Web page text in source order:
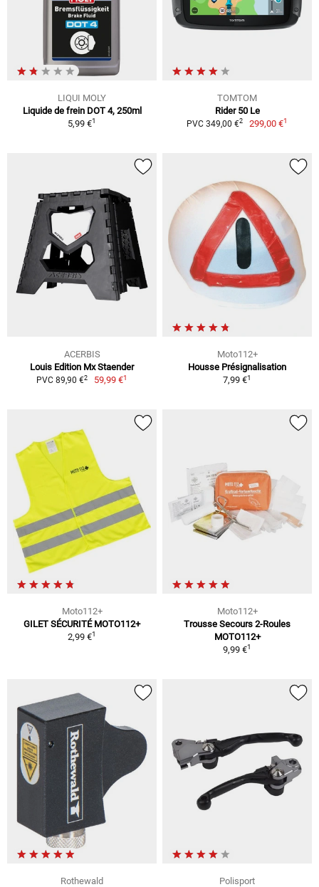
LIQUI MOLY
Liquide de frein DOT 4, 250ml
5,99 €1
TOMTOM
Rider 50 Le
PVC 349,00 €2 299,00 €1
ACERBIS
Louis Edition Mx Staender
PVC 89,90 €2 59,99 €1
Moto112+
Housse Présignalisation
7,99 €1
Moto112+
GILET SÉCURITÉ MOTO112+
2,99 €1
Moto112+
Trousse Secours 2-Roules
MOTO112+
9,99 €1
Rothewald
Polisport